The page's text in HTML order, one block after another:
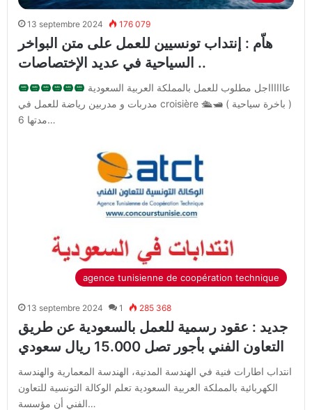
13 septembre 2024 176 079
هاّم : إنتداب تونسيين للعمل على متن البواخر
السياحية في عديد الإختصاصات ..
عااااااجل مطلوب للعمل بالمملكة العربية السعودية
مدربات و مدربين رياضة للعمل في croisière 🛳🛥 ( باخرة سياحية )
مدتها 6…
agence tunisienne de coopération technique
13 septembre 2024 1 285 368
جديد : عقود رسمية للعمل بالسعودية عن طريق
التعاون الفني بأجور تصل 15.000 ريال سعودي
انتداب اطارات فنية في الهندسة المدنية، الهندسة المعمارية والهندسة
الكهربائية بالمملكة العربية السعودية تعلم الوكالة التونسية للتعاون
الفني أن مؤسسة…